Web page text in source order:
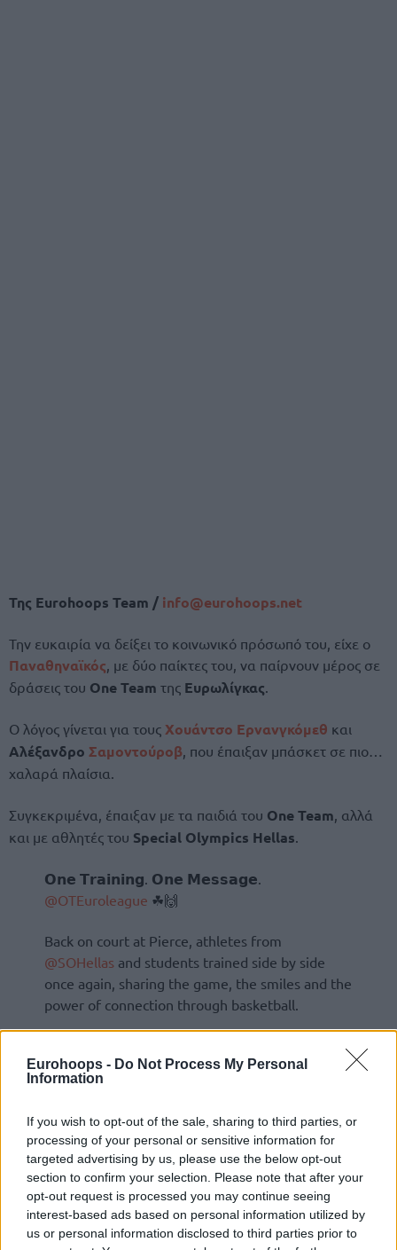
Eurohoops - Do Not Process My Personal
Information
If you wish to opt-out of the sale, sharing to third parties, or
processing of your personal or sensitive information for
targeted advertising by us, please use the below opt-out
section to confirm your selection. Please note that after your
opt-out request is processed you may continue seeing
interest-based ads based on personal information utilized by
us or personal information disclosed to third parties prior to
Της Eurohoops Team / info@eurohoops.net
Την ευκαιρία να δείξει το κοινωνικό πρόσωπό του, είχε ο
Παναθηναϊκός, με δύο παίκτες του, να παίρνουν μέρος σε
δράσεις του One Team της Ευρωλίγκας.
Ο λόγος γίνεται για τους Χουάντσο Ερνανγκόμεθ και
Αλέξανδρο Σαμοντούροβ, που έπαιξαν μπάσκετ σε πιο…
χαλαρά πλαίσια.
Συγκεκριμένα, έπαιξαν με τα παιδιά του One Team , αλλά
και με αθλητές του Special Olympics Hellas
𝗢𝗻𝗲 𝗧𝗿𝗮𝗶𝗻𝗶𝗻𝗴. 𝗢𝗻𝗲 𝗠𝗲𝘀𝘀𝗮𝗴𝗲.
@OTEuroleague ☘🙌
Back on court at Pierce, athletes from
@SOHellas and students trained side by side
once again, sharing the game, the smiles and the
power of connection through basketball.